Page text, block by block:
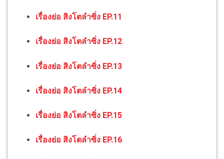
เรื่องย่อ สิงโตลำซิ่ง EP.11
เรื่องย่อ สิงโตลำซิ่ง EP.12
เรื่องย่อ สิงโตลำซิ่ง EP.13
เรื่องย่อ สิงโตลำซิ่ง EP.14
เรื่องย่อ สิงโตลำซิ่ง EP.15
เรื่องย่อ สิงโตลำซิ่ง EP.16